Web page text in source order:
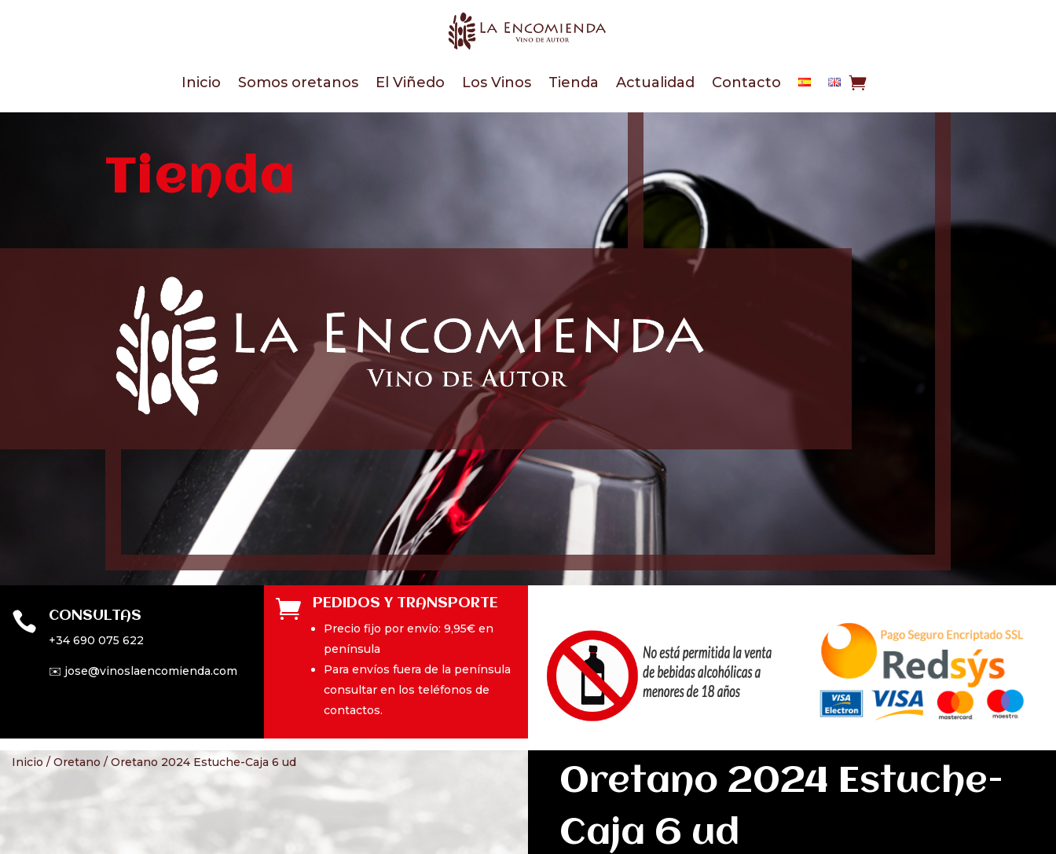
Inicio Somos oretanos El Viñedo Los Vinos Tienda Actualidad Contacto
Tienda
 CONSULTAS
+34 690 075 622
✉️ jose@vinoslaencomienda.com
 PEDIDOS Y TRANSPORTE
Precio fijo por envío: 9,95€ en
península
Para envíos fuera de la península
consultar en los teléfonos de
contactos.
Inicio / Oretano / Oretano 2024 Estuche-Caja 6 ud
Oretano 2024 Estuche-
Caja 6 ud